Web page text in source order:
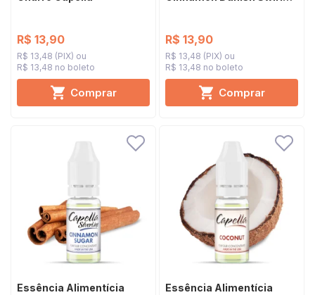
R$ 13,90
R$ 13,48 (PIX)
R$ 13,48 no boleto
Comprar
R$ 13,90
R$ 13,48 (PIX)
R$ 13,48 no boleto
Comprar
Essência Alimentícia
Essência Alimentícia